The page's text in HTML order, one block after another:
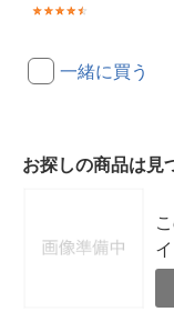
一緒に買う
お探しの商品は見